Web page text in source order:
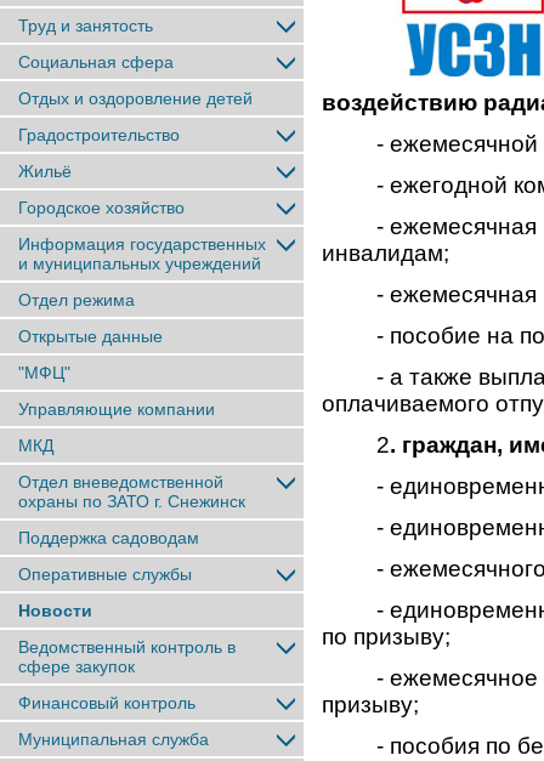
Труд и занятость
Социальная сфера
Отдых и оздоровление детей
Градостроительство
Жильё
Городское хозяйство
Информация государственных
и муниципальных учреждений
Отдел режима
Открытые данные
"МФЦ"
Управляющие компании
МКД
Отдел вневедомственной
охраны по ЗАТО г. Снежинск
Поддержка садоводам
Оперативные службы
Новости
Ведомственный контроль в
сфере закупок
Финансовый контроль
Муниципальная служба
воздействию
- ежемесячной
- ежегодной
- ежемесячная
инвалидам;
- ежемесячная
- пособие на
- а также
оплачиваемого
2. граждан,
-
-
- ежемесячного
-
по призыву;
- ежемесячное
призыву;
- пособия по